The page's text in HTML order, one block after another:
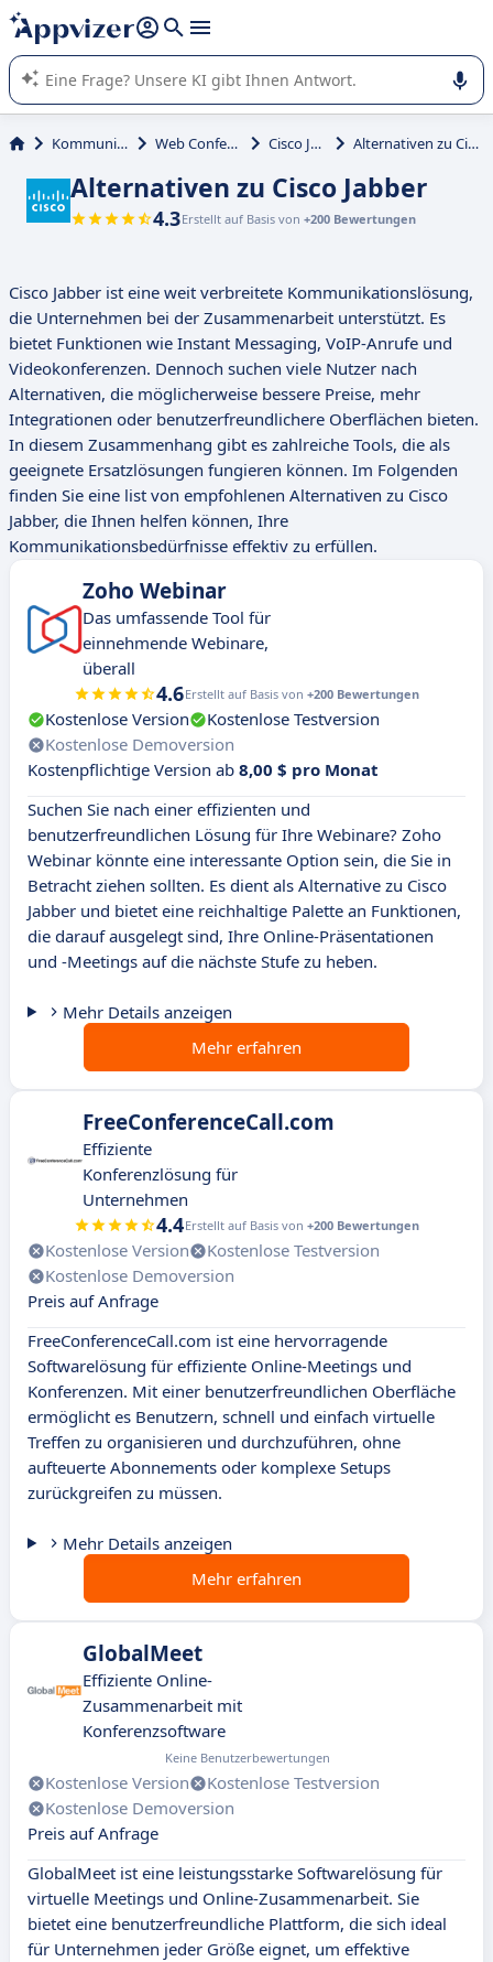
beantworten (mehrere Zeilen mit
Die KI von Appvizer führt Sie bei der Nutzung oder Auswahl
von SaaS-Software in Unternehmen.
Kommunikation Web Conferencing Cisco Jabber Alternativen zu Cisco Jabber
Alternativen zu Cisco Jabber
4.3Erstellt auf Basis von +200 Bewertungen
Cisco Jabber ist eine weit verbreitete Kommunikationslösung,
die Unternehmen bei der Zusammenarbeit unterstützt. Es
bietet Funktionen wie Instant Messaging, VoIP-Anrufe und
Videokonferenzen. Dennoch suchen viele Nutzer nach
Alternativen, die möglicherweise bessere Preise, mehr
Integrationen oder benutzerfreundlichere Oberflächen bieten.
In diesem Zusammenhang gibt es zahlreiche Tools, die als
geeignete Ersatzlösungen fungieren können. Im Folgenden
finden Sie eine list von empfohlenen Alternativen zu Cisco
Jabber, die Ihnen helfen können, Ihre
Kommunikationsbedürfnisse effektiv zu erfüllen.
Zoho Webinar
Das umfassende Tool für
einnehmende Webinare,
überall
4.6Erstellt auf Basis von +200 Bewertungen
Kostenlose Version
Kostenlose Testversion
Kostenlose Demoversion
Kostenpflichtige Version ab 8,00 $ pro Monat
Suchen Sie nach einer effizienten und
benutzerfreundlichen Lösung für Ihre Webinare? Zoho
Webinar könnte eine interessante Option sein, die Sie in
Betracht ziehen sollten. Es dient als Alternative zu Cisco
Jabber und bietet eine reichhaltige Palette an Funktionen,
die darauf ausgelegt sind, Ihre Online-Präsentationen
und -Meetings auf die nächste Stufe zu heben.
Mehr Details anzeigen
Mehr erfahren
FreeConferenceCall.com
Effiziente
Konferenzlösung für
Unternehmen
4.4Erstellt auf Basis von +200 Bewertungen
Kostenlose Version
Kostenlose Testversion
Kostenlose Demoversion
Preis auf Anfrage
FreeConferenceCall.com ist eine hervorragende
Softwarelösung für effiziente Online-Meetings und
Konferenzen. Mit einer benutzerfreundlichen Oberfläche
ermöglicht es Benutzern, schnell und einfach virtuelle
Treffen zu organisieren und durchzuführen, ohne
aufteuerte Abonnements oder komplexe Setups
zurückgreifen zu müssen.
Mehr Details anzeigen
Mehr erfahren
GlobalMeet
Effiziente Online-
Zusammenarbeit mit
Konferenzsoftware
Keine Benutzerbewertungen
Kostenlose Version
Kostenlose Testversion
Kostenlose Demoversion
Preis auf Anfrage
GlobalMeet ist eine leistungsstarke Softwarelösung für
virtuelle Meetings und Online-Zusammenarbeit. Sie
bietet eine benutzerfreundliche Plattform, die sich ideal
für Unternehmen jeder Größe eignet, um effektive